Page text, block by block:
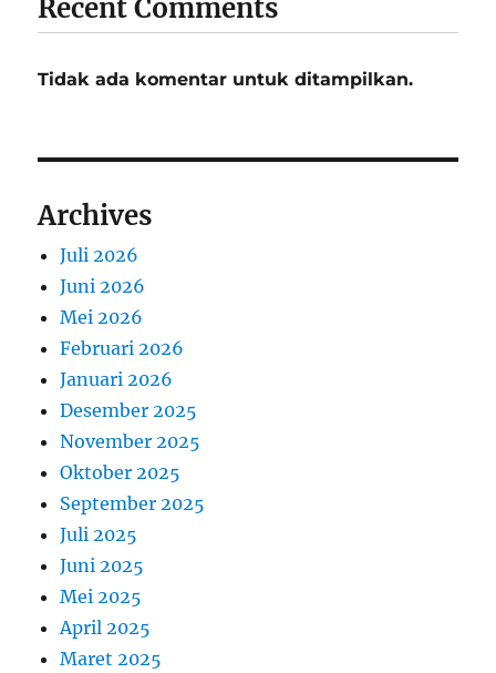
Recent Comments
Tidak ada komentar untuk ditampilkan.
Archives
Juli 2026
Juni 2026
Mei 2026
Februari 2026
Januari 2026
Desember 2025
November 2025
Oktober 2025
September 2025
Juli 2025
Juni 2025
Mei 2025
April 2025
Maret 2025